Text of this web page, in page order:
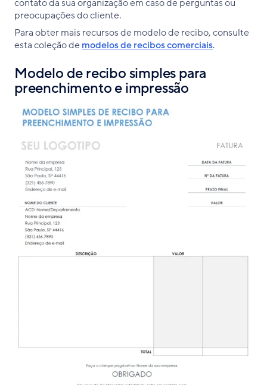
contato da sua organização em caso de perguntas ou
preocupações do cliente.
Para obter mais recursos de modelo de recibo, consulte
esta coleção demodelos de recibos comerciais.
Modelo de recibo simples para
preenchimento e impressão